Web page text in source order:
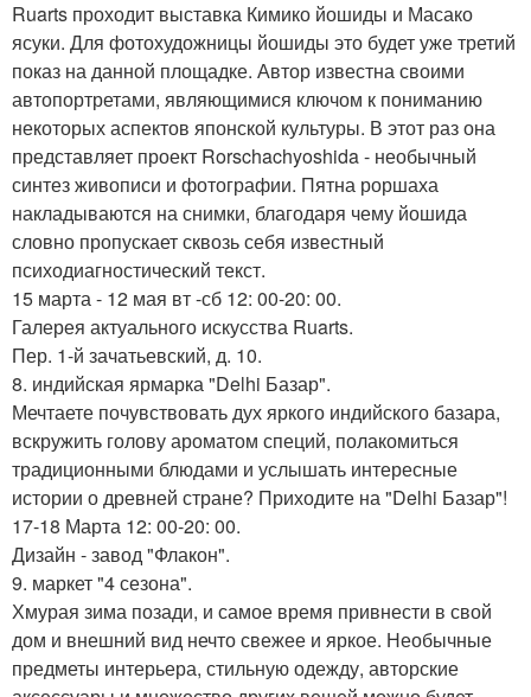
Ruarts проходит выставка Кимико йошиды и Масако
ясуки. Для фотохудожницы йошиды это будет уже третий
показ на данной площадке. Автор известна своими
автопортретами, являющимися ключом к пониманию
некоторых аспектов японской культуры. В этот раз она
представляет проект Rorschachyoshida - необычный
синтез живописи и фотографии. Пятна роршаха
накладываются на снимки, благодаря чему йошида
словно пропускает сквозь себя известный
психодиагностический текст.
15 марта - 12 мая вт -сб 12: 00-20: 00.
Галерея актуального искусства Ruarts.
Пер. 1-й зачатьевский, д. 10.
8. индийская ярмарка "Delhi Базар".
Мечтаете почувствовать дух яркого индийского базара,
вскружить голову ароматом специй, полакомиться
традиционными блюдами и услышать интересные
истории о древней стране? Приходите на "Delhi Базар"!
17-18 Марта 12: 00-20: 00.
Дизайн - завод "Флакон".
9. маркет "4 сезона".
Хмурая зима позади, и самое время привнести в свой
дом и внешний вид нечто свежее и яркое. Необычные
предметы интерьера, стильную одежду, авторские